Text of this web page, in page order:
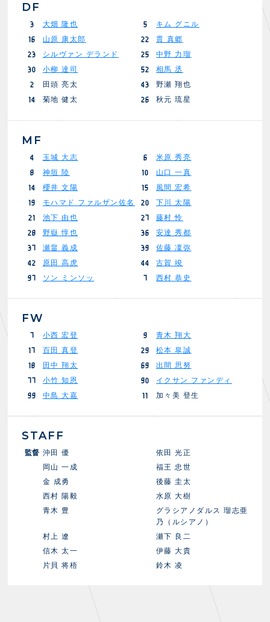
DF
3 大畑 隆也 5 キム グニル
16 山原 康太郎 22 貫 真郷
23 シルヴァン デランド 25 中野 力瑠
30 小柳 達司 52 相馬 丞
2 田頭 亮太 43 野瀬 翔也
14 菊地 健太 26 秋元 琉星
MF
4 玉城 大志 6 米原 秀亮
8 神垣 陸 10 山口 一真
14 櫻井 文陽 15 風間 宏希
19 モハマド ファルザン佐名 20 下川 太陽
21 池下 由也 27 藤村 怜
28 野嶽 惇也 36 安達 秀都
37 瀬畠 義成 39 佐藤 凜弥
42 原田 高虎 44 古賀 竣
97 ソン ミンソッ 7 西村 恭史
FW
7 小西 宏登 9 青木 翔大
17 百田 真登 29 松本 皐誠
18 田中 翔太 69 出間 思努
77 小竹 知恩 90 イクサン ファンディ
99 中島 大嘉 11 加々美 登生
STAFF
監督 沖田 優
依田 光正
岡山 一成
福王 忠世
金 成勇
後藤 圭太
西村 陽毅
水原 大樹
青木 豊
グラシアノダルス 瑠志亜
乃（ルシアノ）
村上 遼
瀬下 良二
信木 太一
伊藤 大貴
片貝 将梧
鈴木 凌